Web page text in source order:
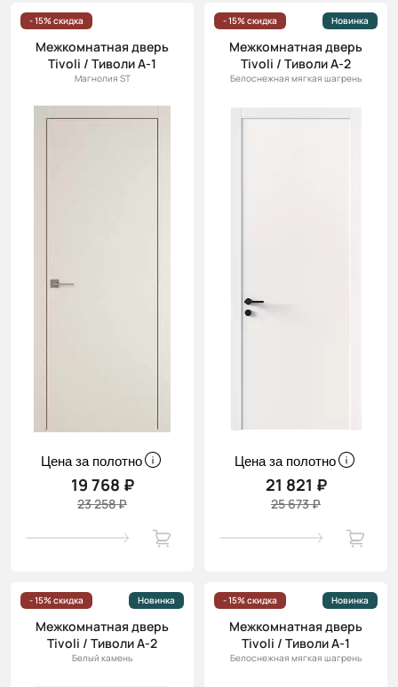
- 15% скидка
Межкомнатная дверь
Tivoli / Тиволи А-1
Магнолия ST
Цена за полотно
19 768 ₽
23 258 ₽
- 15% скидка Новинка
Межкомнатная дверь
Tivoli / Тиволи А-2
Белоснежная мягкая шагрень
Цена за полотно
21 821 ₽
25 673 ₽
- 15% скидка Новинка
Межкомнатная дверь
Tivoli / Тиволи А-2
Белый камень
- 15% скидка Новинка
Межкомнатная дверь
Tivoli / Тиволи А-1
Белоснежная мягкая шагрень